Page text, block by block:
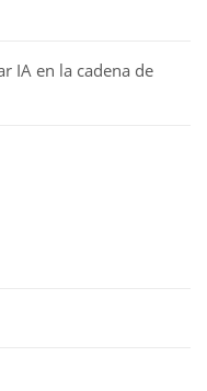
IA en la cadena de